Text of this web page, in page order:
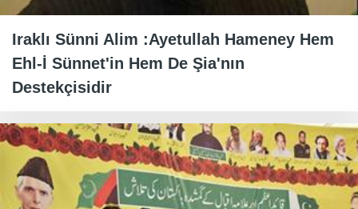
Iraklı Sünni Alim :Ayetullah Hameney Hem
Ehl-İ Sünnet'in Hem De Şia'nın
Destekçisidir